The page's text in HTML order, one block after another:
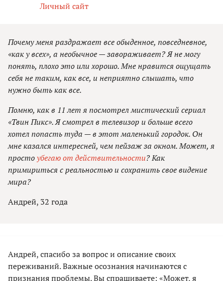
Личный сайт
​​Почему меня раздражает все обыденное, повседневное,
«как у всех», а необычное — завораживает? Я не могу
понять, плохо это или хорошо. Мне нравится ощущать
себя не таким, как все, и неприятно слышать, что
нужно быть как все.
Помню, как в 11 лет я посмотрел мистический сериал
«Твин Пикс». Я смотрел в телевизор и больше всего
хотел попасть туда — в этот маленький городок. Он
мне казался интересней, чем пейзаж за окном. Может, я
простоубегаю от действительности? Как
примириться с реальностью и сохранить свое видение
мира?
Андрей, 32 года
Андрей, спасибо за вопрос и описание своих
переживаний. Важные осознания начинаются с
признания проблемы. Вы спрашиваете: «Может, я